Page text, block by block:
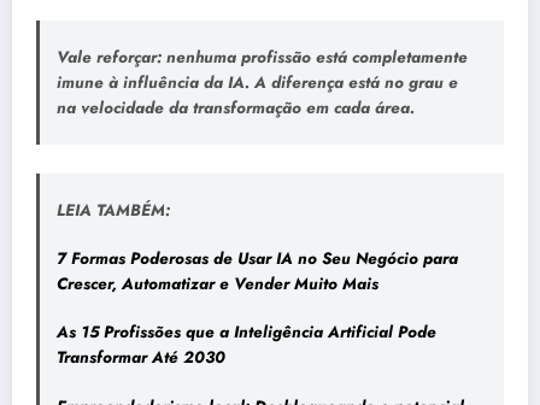
Vale reforçar: nenhuma profissão está completamente
imune à influência da IA. A diferença está no grau e
na velocidade da transformação em cada área.
LEIA TAMBÉM:
7 Formas Poderosas de Usar IA no Seu Negócio para
Crescer, Automatizar e Vender Muito Mais
As 15 Profissões que a Inteligência Artificial Pode
Transformar Até 2030